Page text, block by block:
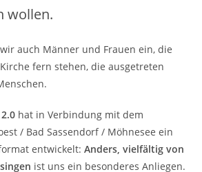
wollen.
auch Männer und Frauen ein, die
fern stehen, die ausgetreten
hat in Verbindung mit dem
/ Bad Sassendorf / Möhnesee ein
entwickelt:Anders, vielfältig von
ist uns ein besonderes Anliegen.